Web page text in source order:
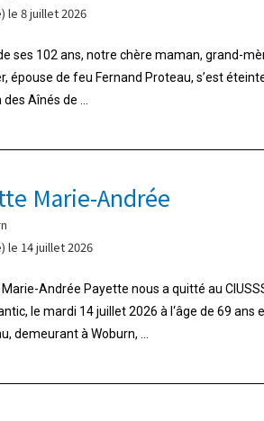
le 8 juillet 2026
ses 102 ans, notre chère maman, grand-
épouse de feu Fernand Proteau, s’est
Aînés de ...
Marie-Andrée
le 14 juillet 2026
Andrée Payette nous a quitté au
le mardi 14 juillet 2026 à l‘âge de 69 ans
demeurant à Woburn, ...